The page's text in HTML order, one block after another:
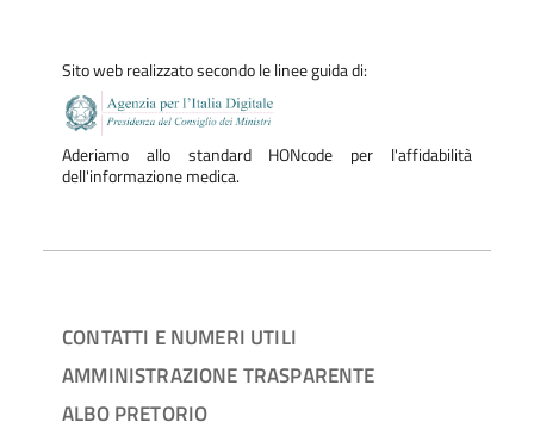
Sito web realizzato secondo le linee guida di:
Aderiamo allo standard HONcode per l'affidabilità
dell'informazione medica.
CONTATTI E NUMERI UTILI
AMMINISTRAZIONE TRASPARENTE
ALBO PRETORIO